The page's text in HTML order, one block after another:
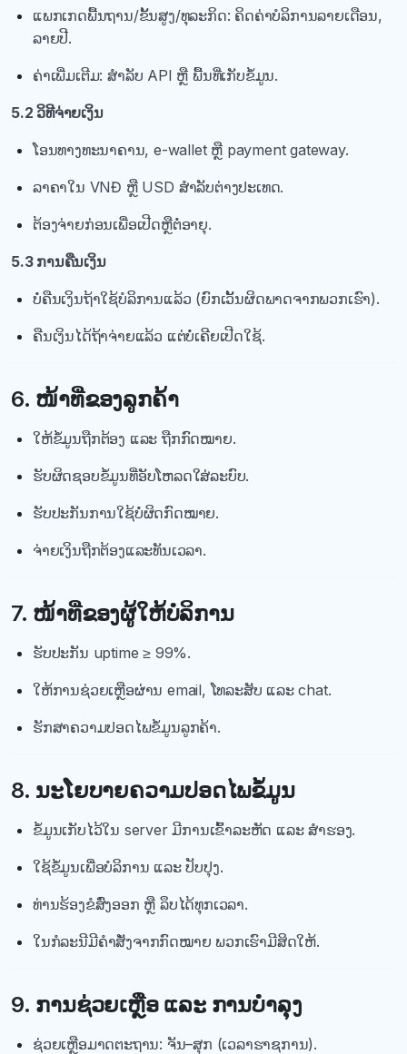
ແພກເກດພື້ນຖານ/ຂັ້ນສູງ/ທຸລະກິດ: ຄິດຄ່າບໍລິການລາຍເດືອນ,
ລາຍປີ.
ຄ່າເພີ່ມເຕີມ: ສຳລັບ API ຫຼື ພື້ນທີ່ເກັບຂໍ້ມູນ.
5.2 ວິທີຈ່າຍເງິນ
ໂອນທາງທະນາຄານ, e-wallet ຫຼື payment gateway.
ລາຄາໃນ VNĐ ຫຼື USD ສຳລັບຕ່າງປະເທດ.
ຕ້ອງຈ່າຍກ່ອນເພື່ອເປີດຫຼືຕໍ່ອາຍຸ.
5.3 ການຄືນເງິນ
ບໍ່ຄືນເງິນຖ້າໃຊ້ບໍລິການແລ້ວ (ຍົກເວັ້ນຜິດພາດຈາກພວກເຮົາ).
ຄືນເງິນໄດ້ຖ້າຈ່າຍແລ້ວ ແຕ່ບໍ່ເຄີຍເປີດໃຊ້.
6. ໜ້າທີ່ຂອງລູກຄ້າ
ໃຫ້ຂໍ້ມູນຖືກຕ້ອງ ແລະ ຖືກກົດໝາຍ.
ຮັບຜິດຊອບຂໍ້ມູນທີ່ອັບໂຫລດໃສ່ລະບົບ.
ຮັບປະກັນການໃຊ້ບໍ່ຜິດກົດໝາຍ.
ຈ່າຍເງິນຖືກຕ້ອງແລະທັນເວລາ.
7. ໜ້າທີ່ຂອງຜູ້ໃຫ້ບໍລິການ
ຮັບປະກັນ uptime ≥ 99%.
ໃຫ້ການຊ່ວຍເຫຼືອຜ່ານ email, ໂທລະສັບ ແລະ chat.
ຮັກສາຄວາມປອດໄພຂໍ້ມູນລູກຄ້າ.
8. ນະໂຍບາຍຄວາມປອດໄພຂໍ້ມູນ
ຂໍ້ມູນເກັບໄວ້ໃນ server ມີການເຂົ້າລະຫັດ ແລະ ສຳຮອງ.
ໃຊ້ຂໍ້ມູນເພື່ອບໍລິການ ແລະ ປັບປຸງ.
ທ່ານຮ້ອງຂໍສົ່ງອອກ ຫຼື ລຶບໄດ້ທຸກເວລາ.
ໃນກໍລະນີມີຄຳສັ່ງຈາກກົດໝາຍ ພວກເຮົາມີສິດໃຫ້.
9. ການຊ່ວຍເຫຼືອ ແລະ ການບຳລຸງ
ຊ່ວຍເຫຼືອມາດຕະຖານ: ຈັນ–ສຸກ (ເວລາຮາຊການ).